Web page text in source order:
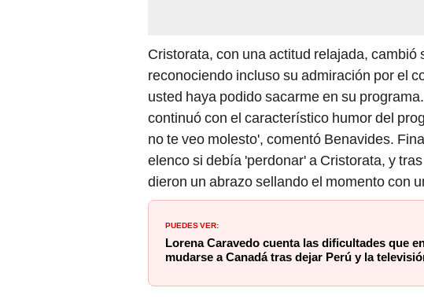
Cristorata, con una actitud relajada,
reconociendo incluso su admiración por el
usted haya podido sacarme en su
continuó con el característico humor del
no te veo molesto', comentó Benavides.
elenco si debía 'perdonar' a Cristorata, y
dieron un abrazo sellando el momento con
PUEDES VER:
Lorena Caravedo cuenta las dificultades que
mudarse a Canadá tras dejar Perú y la